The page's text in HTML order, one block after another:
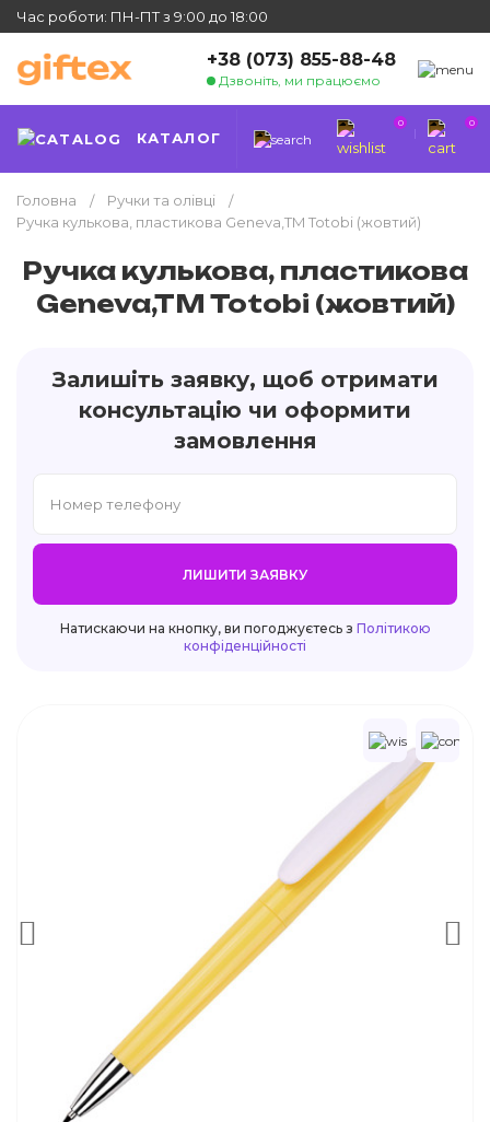
Час роботи: ПН-ПТ з 9:00 до 18:00
+38 (073) 855-88-48
Дзвоніть, ми працюємо
КАТАЛОГ
0 0
Головна
Ручки та олівці
Ручка кулькова, пластикова Geneva,TM Totobi (жовтий)
Ручка кулькова, пластикова
Geneva,TM Totobi (жовтий)
Залишіть заявку, щоб отримати
консультацію чи оформити
замовлення
ЛИШИТИ ЗАЯВКУ
Натискаючи на кнопку, ви погоджуєтесь з Політикою
конфіденційності